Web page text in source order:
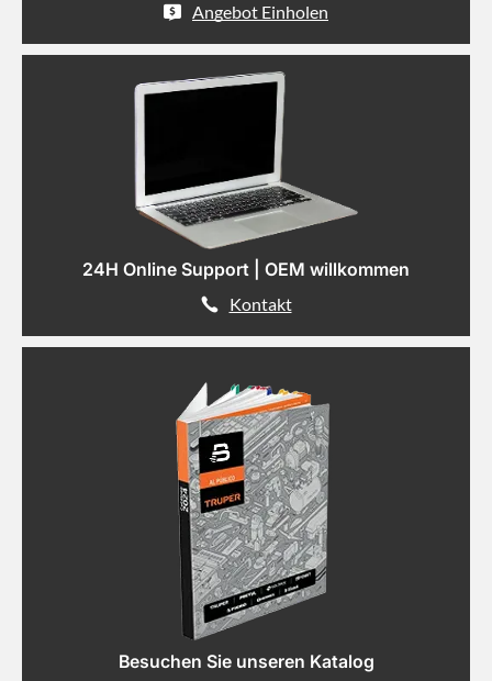
Angebot Einholen
24H Online Support | OEM willkommen
Kontakt
Besuchen Sie unseren Katalog